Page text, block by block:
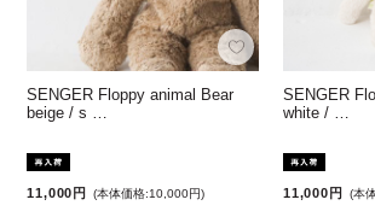
SENGER Floppy animal Bear
beige / s …
11,000円 (本体価格:10,000円)
SENGER
white / …
11,000円 (本